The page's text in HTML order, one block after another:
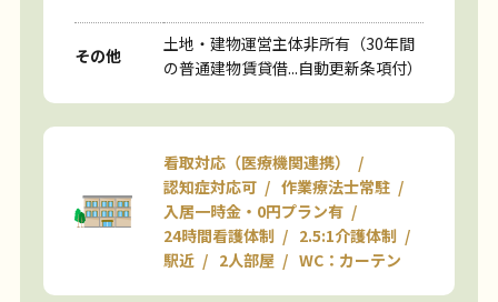
その他
土地・建物運営主体非所有（30年間
の普通建物賃貸借...自動更新条項付）
看取対応（医療機関連携）
認知症対応可
作業療法士常駐
入居一時金・0円プラン有
24時間看護体制
2.5:1介護体制
駅近
2人部屋 WC：カーテン